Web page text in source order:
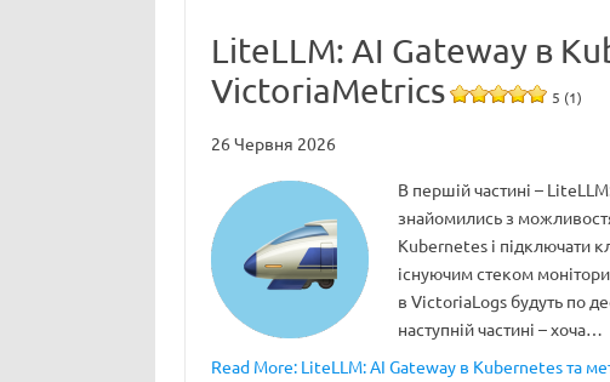
LiteLLM: AI Gateway в
VictoriaMetrics
5 (1)
26 Червня 2026
В першій частині –
знайомились з
Kubernetes і підключати
існуючим стеком
в VictoriaLogs будуть по
наступній частині – хоча…
Read More: LiteLLM: AI Gateway в Kubernetes та